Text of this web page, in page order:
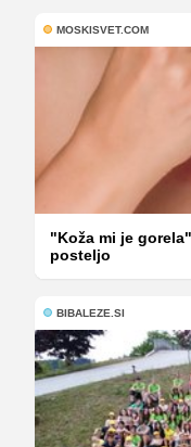
MOSKISVET.COM
"Koža mi je
posteljo
BIBALEZE.SI